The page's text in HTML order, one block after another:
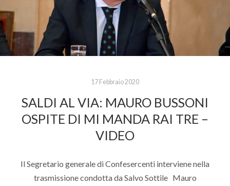
17 Febbraio 2020
SALDI AL VIA: MAURO BUSSONI
OSPITE DI MI MANDA RAI TRE –
VIDEO
Il Segretario generale di Confesercenti interviene nella
trasmissione condotta da Salvo Sottile Mauro